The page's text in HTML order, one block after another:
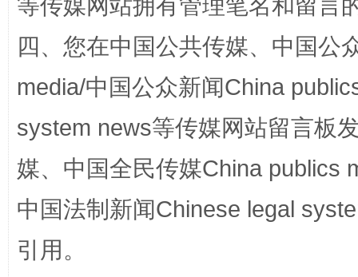
国家大学科技园优化重塑工作
等传媒网站拥有管理笔名和留言
四、您在中国公共传媒、中国公
media/中国公众新闻China
system news等传媒网站留言板
媒、中国全民传媒China publics
中国法制新闻Chinese legal
引用。